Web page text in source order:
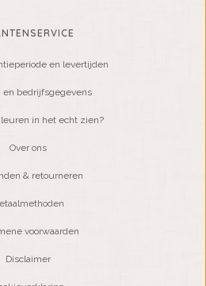
en levertijden
en bedrijfsgegevens
in het echt zien?
Over ons
& retourneren
voorwaarden
Disclaimer